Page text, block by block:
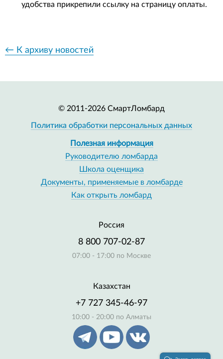
удобства прикрепили ссылку на страницу оплаты.
← К архиву новостей
© 2011-2026 СмартЛомбард
Политика обработки персональных данных
Полезная информация
Руководителю ломбарда
Школа оценщика
Документы, применяемые в ломбарде
Как открыть ломбард
Россия
8 800 707-02-87
07:00 - 17:00 по Москве
Казахстан
+7 727 345-46-97
10:00 - 20:00 по Алматы